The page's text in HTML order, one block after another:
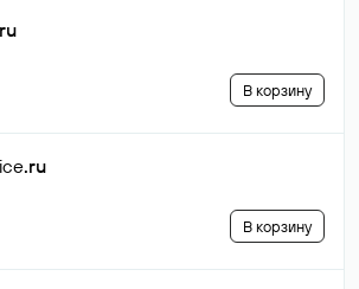
В корзину
.ru
В корзину